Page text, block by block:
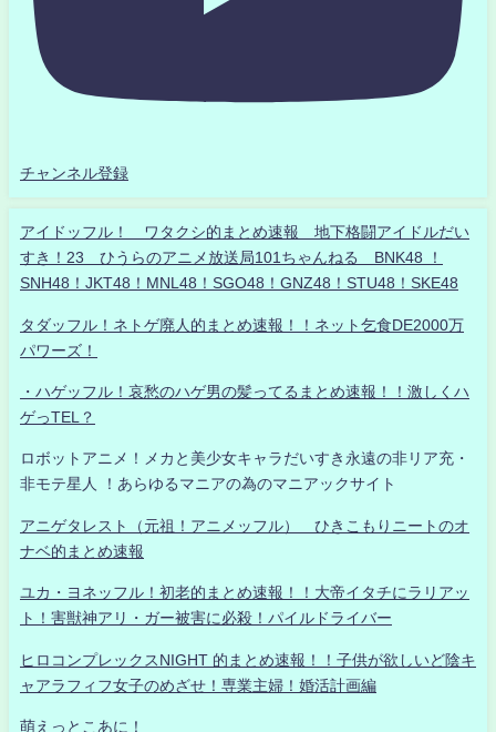
チャンネル登録
アイドッフル！ ワタクシ的まとめ速報 地下格闘アイドルだい
すき！23 ひうらのアニメ放送局101ちゃんねる BNK48 ！
SNH48！JKT48！MNL48！SGO48！GNZ48！STU48！SKE48
タダッフル！ネトゲ廃人的まとめ速報！！ネット乞食DE2000万
パワーズ！
・ハゲッフル！哀愁のハゲ男の髪ってるまとめ速報！！激しくハ
ゲっTEL？
ロボットアニメ！メカと美少女キャラだいすき永遠の非リア充・
非モテ星人 ！あらゆるマニアの為のマニアックサイト
アニゲタレスト（元祖！アニメッフル） ひきこもりニートのオ
ナベ的まとめ速報
ユカ・ヨネッフル！初老的まとめ速報！！大帝イタチにラリアッ
ト！害獣神アリ・ガー被害に必殺！パイルドライバー
ヒロコンプレックスNIGHT 的まとめ速報！！子供が欲しいど陰キ
ャアラフィフ女子のめざせ！専業主婦！婚活計画編
萌えっとこあに！